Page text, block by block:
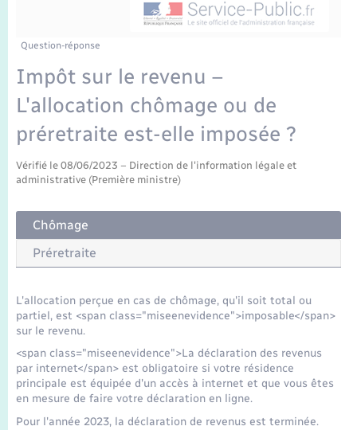
Etat-civil - Papiers - Citoyenneté
Mariage – PACS
Parrainage civil
Recensement
Logement - Urbanisme
Loisirs
Nouvel habitant
Numérique
Organisation d’événement
Sécurité - Prévention
Seniors
Transports
Transports scolaires
Travaux - Autorisation d’occupation de l’espace
Compétences
Plan interactif
Présentation de la commune
Publications
La Communauté de communes
Question-réponse
Impôt sur le revenu –
L'allocation chômage ou de
préretraite est-elle imposée ?
Vérifié le 08/06/2023 – Direction de l'information légale et
administrative (Première ministre)
Chômage
Préretraite
L'allocation perçue en cas de chômage, qu'il soit total ou
partiel, est <span class="miseenevidence">imposable</span>
sur le revenu.
<span class="miseenevidence">La déclaration des revenus
par internet</span> est obligatoire si votre résidence
principale est équipée d'un accès à internet et que vous êtes
en mesure de faire votre déclaration en ligne.
Pour l'année 2023, la déclaration de revenus est terminée.